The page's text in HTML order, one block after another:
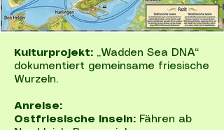
Kulturprojekt: „Wadden Sea DNA“
dokumentiert gemeinsame friesische
Wurzeln.
Anreise:
Ostfriesische Inseln: Fähren ab